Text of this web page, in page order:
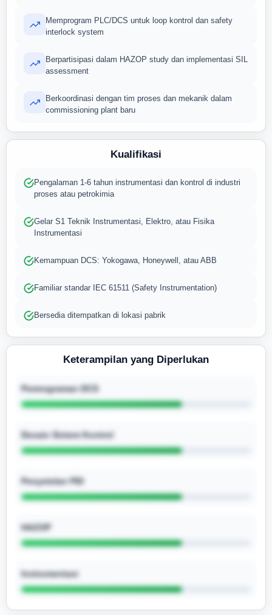
Memprogram PLC/DCS untuk loop kontrol dan safety
interlock system
Berpartisipasi dalam HAZOP study dan implementasi SIL
assessment
Berkoordinasi dengan tim proses dan mekanik dalam
commissioning plant baru
Kualifikasi
Pengalaman 1-6 tahun instrumentasi dan kontrol di industri
proses atau petrokimia
Gelar S1 Teknik Instrumentasi, Elektro, atau Fisika
Instrumentasi
Kemampuan DCS: Yokogawa, Honeywell, atau ABB
Familiar standar IEC 61511 (Safety Instrumentation)
Bersedia ditempatkan di lokasi pabrik
Keterampilan yang Diperlukan
Pemrograman DCS
Desain Sistem Kontrol
Penyetelan PID
HAZOP
Instrumentasi